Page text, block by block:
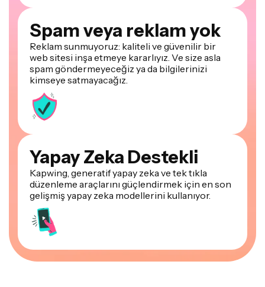
Spam veya reklam yok
Reklam sunmuyoruz: kaliteli ve güvenilir bir
web sitesi inşa etmeye kararlıyız. Ve size asla
spam göndermeyeceğiz ya da bilgilerinizi
kimseye satmayacağız.
Yapay Zeka Destekli
Kapwing, generatif yapay zeka ve tek tıkla
düzenleme araçlarını güçlendirmek için en son
gelişmiş yapay zeka modellerini kullanıyor.